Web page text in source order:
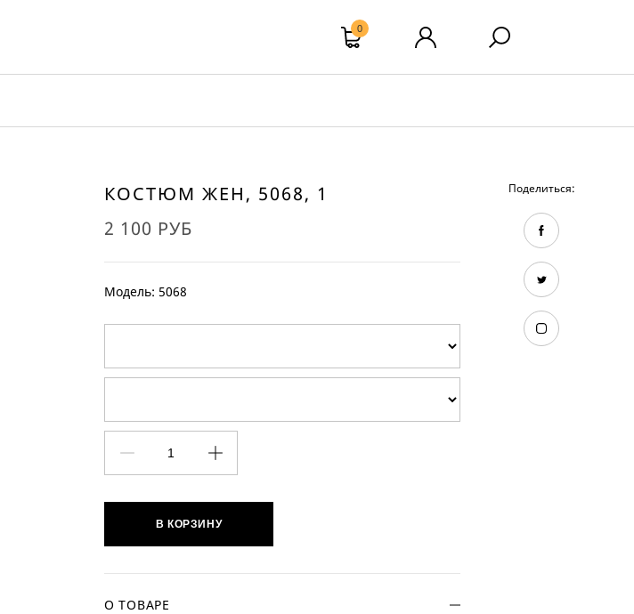
0
КОСТЮМ ЖЕН, 5068, 1
2 100 РУБ
Модель: 5068
В КОРЗИНУ
О ТОВАРЕ
Поделиться: